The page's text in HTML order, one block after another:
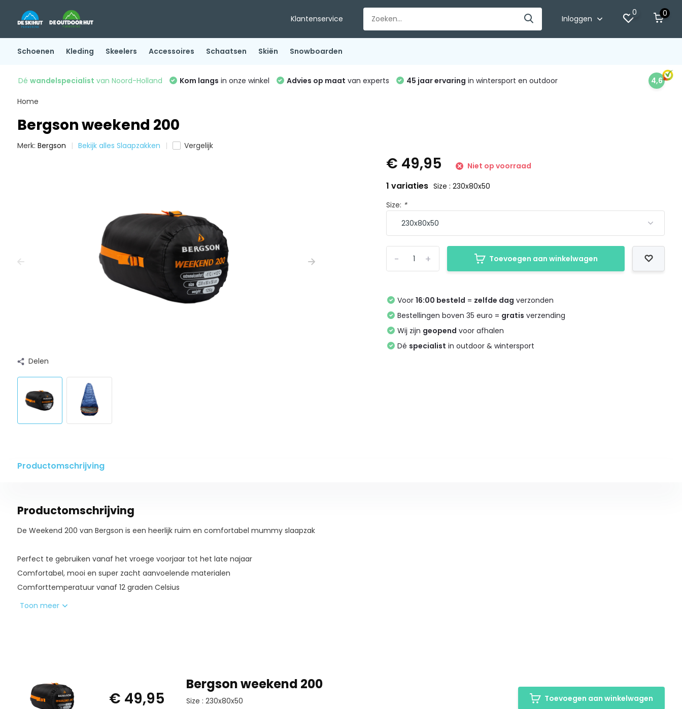
Klantenservice Inloggen
0 0
Schoenen Kleding Skeelers Accessoires Schaatsen Skiën Snowboarden
Dé wandelspecialist van Noord-Holland Kom langs in onze winkel Advies op maat van experts 45 jaar ervaring in wintersport en outdoor 4,6
Home
Bergson weekend 200
Merk: Bergson Bekijk alles Slaapzakken Vergelijk
Delen
€ 49,95 Niet op voorraad
1 variaties Size : 230x80x50
Size: *
+
- Toevoegen aan winkelwagen
Voor16:00 besteld = zelfde dag verzonden
Bestellingen boven 35 euro = gratis verzending
Wij zijn geopend voor afhalen
Dé specialist in outdoor & wintersport
Productomschrijving
Productomschrijving
De Weekend 200 van Bergson is een heerlijk ruim en comfortabel mummy slaapzak
Perfect te gebruiken vanaf het vroege voorjaar tot het late najaar
Comfortabel, mooi en super zacht aanvoelende materialen
Comforttemperatuur vanaf 12 graden Celsius
Extreme temperatuur tot -1 graden Celsius
Toon meer
€ 49,95
Bergson weekend 200
Size : 230x80x50
Toevoegen aan winkelwagen